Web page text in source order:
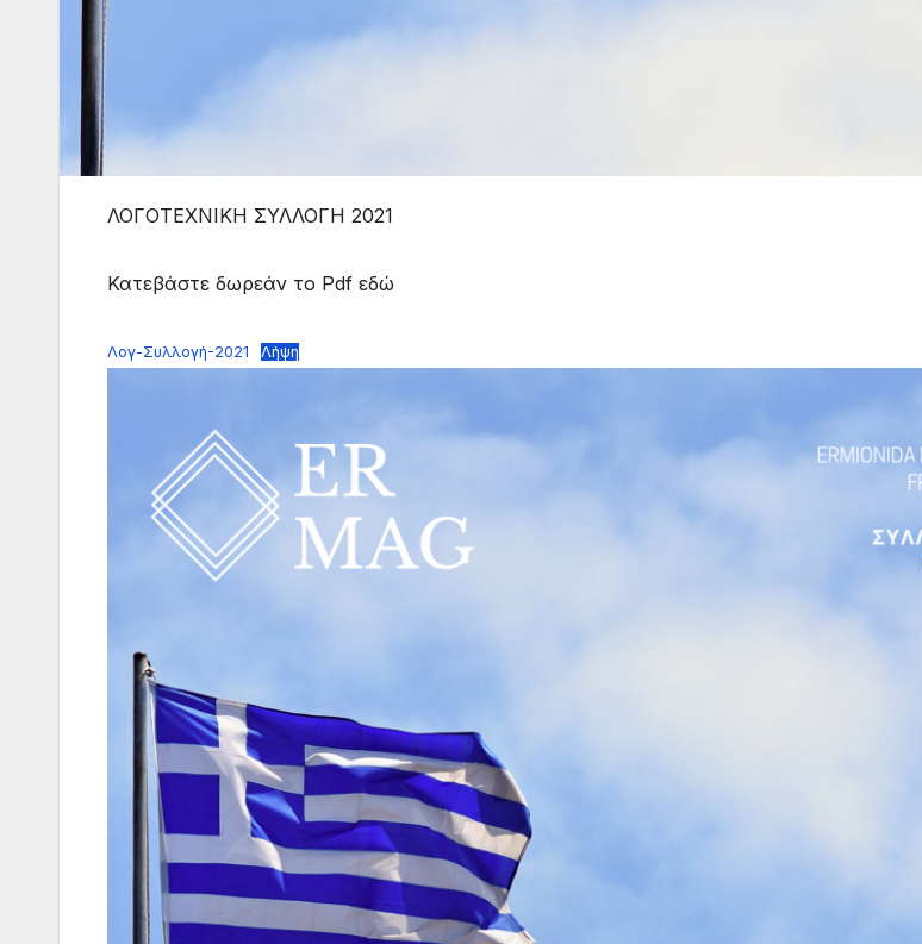
ΛΟΓΟΤΕΧΝΙΚΗ ΣΥΛΛΟΓΗ 2021
Κατεβάστε δωρεάν το Pdf εδώ
Λογ-Συλλογή-2021 Λήψη